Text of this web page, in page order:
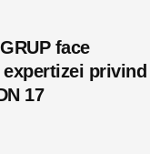
face
privind
17